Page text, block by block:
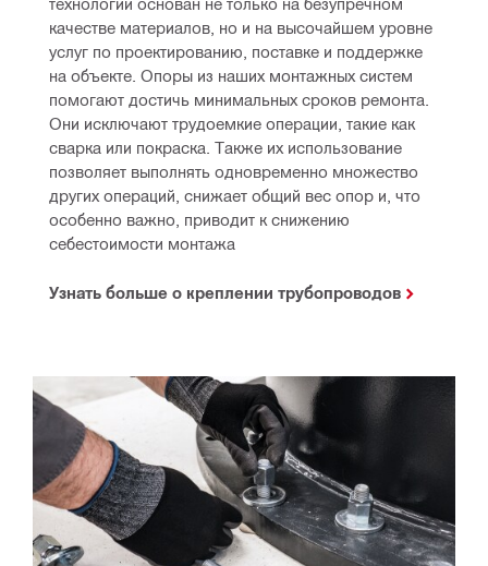
качестве материалов, но и на высочайшем уровне
услуг по проектированию, поставке и поддержке
на объекте. Опоры из наших монтажных систем
помогают достичь минимальных сроков ремонта.
Они исключают трудоемкие операции, такие как
сварка или покраска. Также их использование
позволяет выполнять одновременно множество
других операций, снижает общий вес опор и, что
особенно важно, приводит к снижению
себестоимости монтажа
Узнать больше о креплении трубопроводов